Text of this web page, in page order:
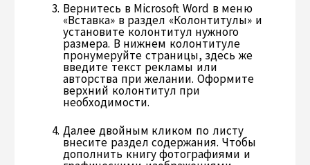
Вернитесь в Microsoft Word в меню
«Вставка» в раздел «Колонтитулы» и
установите колонтитул нужного
размера. В нижнем колонтитуле
пронумеруйте страницы, здесь же
введите текст рекламы или
авторства при желании. Оформите
верхний колонтитул при
необходимости.
Далее двойным кликом по листу
внесите раздел содержания. Чтобы
дополнить книгу фотографиями и